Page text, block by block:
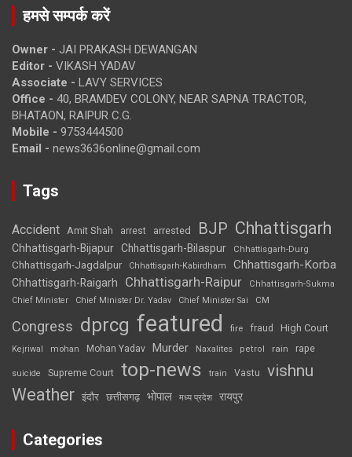
हमसे सम्पर्क करें
Owner - JAI PRAKASH DEWANGAN
Editor - VIKASH YADAV
Associate - LAVY SERVICES
Office - 40, BRAMDEV COLONY, NEAR SAPNA TRACTOR,
BHATAON, RAIPUR C.G.
Mobile - 9753444500
Email - news3636online@gmail.com
Tags
Accident Amit Shah arrest arrested BJP Chhattisgarh
Chhattisgarh-Bijapur Chhattisgarh-Bilaspur Chhattisgarh-Durg
Chhattisgarh-Jagdalpur Chhattisgarh-Kabirdham Chhattisgarh-Korba
Chhattisgarh-Raigarh Chhattisgarh-Raipur
Chhattisgarh-Sukma
Chief Minister
Chief Minister Dr. Yadav Chief Minister Sai CM
Congress dprcg featured fire fraud High Court
Kejriwal mohan Mohan Yadav Murder Naxalites petrol rain rape
suicide Supreme Court top-news train Vastu vishnu
Weather इंदौर छत्तीसगढ़ भोपाल मध्य प्रदेश रायपुर
Categories